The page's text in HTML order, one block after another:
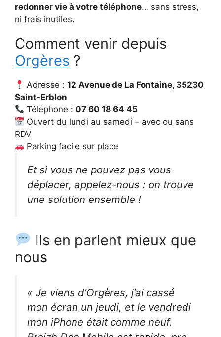
redonner vie à votre téléphone… sans stress,
ni frais inutiles.
Comment venir depuis
Orgères ?
Adresse :12 Avenue de La Fontaine, 35230
Saint-Erblon
Téléphone :07 60 18 64 45
Ouvert du lundi au samedi – avec ou sans
RDV
Parking facile sur place
Et si vous ne pouvez pas vous
déplacer, appelez-nous : on trouve
une solution ensemble !
Ils en parlent mieux que
nous
« Je viens d’Orgères, j’ai cassé
mon écran un jeudi, et le vendredi
mon iPhone était comme neuf.